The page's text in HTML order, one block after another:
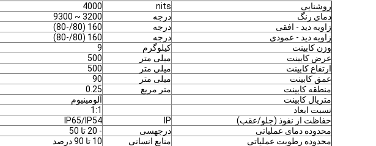
روشنایی nits
4000
دمای رنگ
درجه
3200 ~ 9300
زاویه دید - افقی
درجه
160 (80/-80)
زاویه دید - عمودی
درجه
160 (80/-80)
وزن کابینت
کیلوگرم
9
عرض کابینت
میلی متر
500
ارتفاع کابینت
میلی متر
500
عمق کابینت
میلی متر
90
منطقه کابینت
متر مربع
0.25
متریال کابینت
آلومینیوم
نسبت ابعاد
1:1
حفاظت از نفوذ (جلو/عقب)
IP
IP65/IP54
محدوده دمای عملیاتی
درجهسی
- 20 تا 50
محدوده رطوبت عملیاتی
منابع انسانی
10 تا 90 درصد